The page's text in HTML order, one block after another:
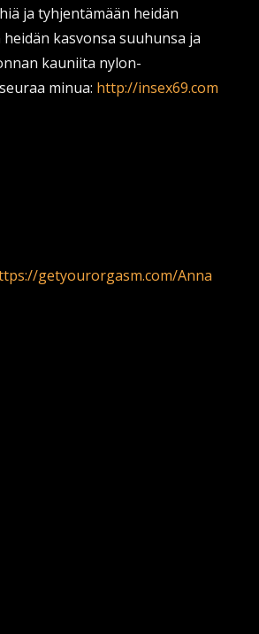
ja tyhjentämään heidän
kasvonsa suuhunsa ja
kauniita nylon-
minua: http://insex69.com
getyourorgasm.com/Anna